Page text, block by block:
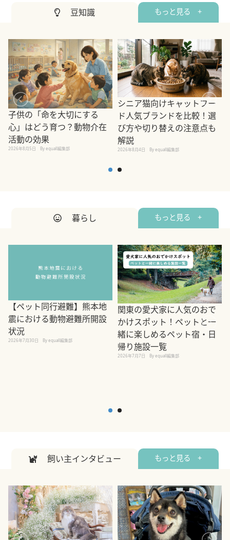
豆知識 もっと見る +
子供の「命を大切にする
心」はどう育つ？動物介在
活動の効果
2026年8月5日 By equall編集部
シニア猫向けキャットフー
ド人気ブランドを比較！選
び方や切り替えの注意点も
解説
2026年8月4日 By equall編集部
暮らし もっと見る +
【ペット同行避難】熊本地
震における動物避難所開設
状況
2026年7月30日 By equall編集部
関東の愛犬家に人気のおで
かけスポット！ペットと一
緒に楽しめるペット宿・日
帰り施設一覧
2026年7月7日 By equall編集部
飼い主インタビュー もっと見る +